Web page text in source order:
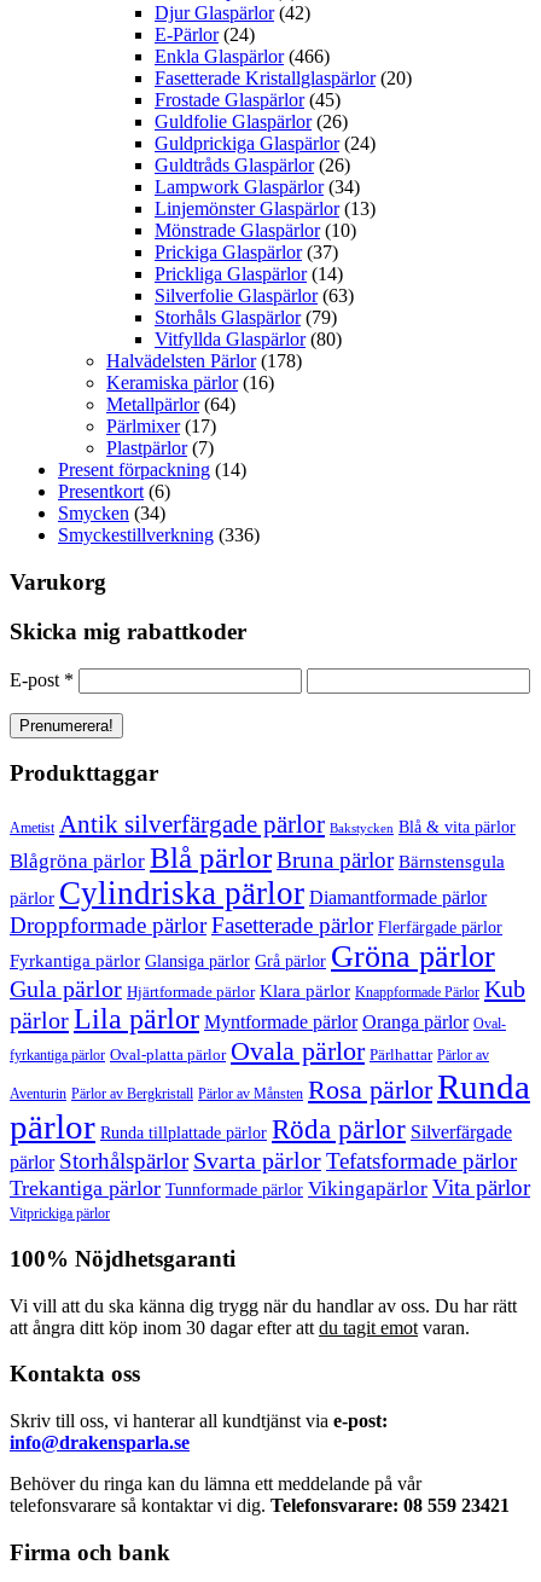
Djur Glaspärlor (42)
E-Pärlor (24)
Enkla Glaspärlor (466)
Fasetterade Kristallglaspärlor (20)
Frostade Glaspärlor (45)
Guldfolie Glaspärlor (26)
Guldprickiga Glaspärlor (24)
Guldtråds Glaspärlor (26)
Lampwork Glaspärlor (34)
Linjemönster Glaspärlor (13)
Mönstrade Glaspärlor (10)
Prickiga Glaspärlor (37)
Prickliga Glaspärlor (14)
Silverfolie Glaspärlor (63)
Storhåls Glaspärlor (79)
Vitfyllda Glaspärlor (80)
Halvädelsten Pärlor (178)
Keramiska pärlor (16)
Metallpärlor (64)
Pärlmixer (17)
Plastpärlor (7)
Present förpackning (14)
Presentkort (6)
Smycken (34)
Smyckestillverkning (336)
Varukorg
Skicka mig rabattkoder
E-post *
Produkttaggar
Ametist Antik silverfärgade pärlor Bakstycken Blå & vita pärlor
Blågröna pärlor Blå pärlorBruna pärlor Bärnstensgula
pärlor Cylindriska pärlor Diamantformade pärlor
Droppformade pärlorFasetterade pärlor Flerfärgade pärlor
Fyrkantiga pärlor Glansiga pärlor Grå pärlor Gröna pärlor
Gula pärlor Hjärtformade pärlor Klara pärlor Knappformade Pärlor Kub
pärlorLila pärlor Myntformade pärlor Oranga pärlor Oval-
fyrkantiga pärlor Oval-platta pärlor Ovala pärlor Pärlhattar Pärlor av
Aventurin Pärlor av Bergkristall Pärlor av Månsten Rosa pärlorRunda
pärlor Runda tillplattade pärlor Röda pärlor Silverfärgade
pärlor Storhålspärlor Svarta pärlorTefatsformade pärlor
Trekantiga pärlor Tunnformade pärlor Vikingapärlor Vita pärlor
Vitprickiga pärlor
100% Nöjdhetsgaranti
Vi vill att du ska känna dig trygg när du handlar av oss. Du har rätt
att ångra ditt köp inom 30 dagar efter att du tagit emot varan.
Kontakta oss
Skriv till oss, vi hanterar all kundtjänst via e-post:
info@drakensparla.se
Behöver du ringa kan du lämna ett meddelande på vår
telefonsvarare så kontaktar vi dig. Telefonsvarare: 08 559 23421
Firma och bank